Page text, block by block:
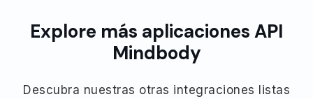
Explore más aplicaciones API
Mindbody
Descubra nuestras otras integraciones listas